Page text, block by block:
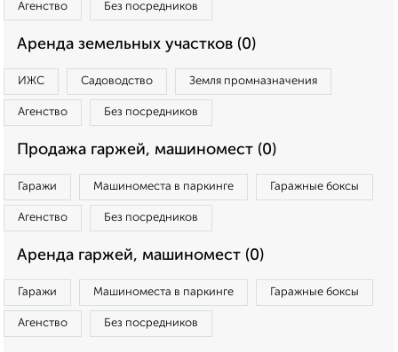
Агенство Без посредников
Аренда земельных участков (0)
ИЖС Садоводство Земля промназначения
Агенство Без посредников
Продажа гаржей, машиномест (0)
Гаражи Машиноместа в паркинге Гаражные боксы
Агенство Без посредников
Аренда гаржей, машиномест (0)
Гаражи Машиноместа в паркинге Гаражные боксы
Агенство Без посредников